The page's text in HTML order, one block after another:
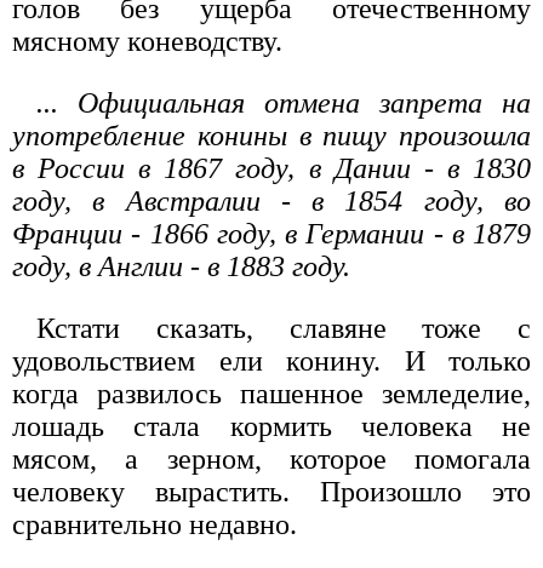
голов без ущерба отечественному
мясному коневодству.
... Официальная отмена запрета на
употребление конины в пищу произошла
в России в 1867 году, в Дании - в 1830
году, в Австралии - в 1854 году, во
Франции - 1866 году, в Германии - в 1879
году, в Англии - в 1883 году.
Кстати сказать, славяне тоже с
удовольствием ели конину. И только
когда развилось пашенное земледелие,
лошадь стала кормить человека не
мясом, а зерном, которое помогала
человеку вырастить. Произошло это
сравнительно недавно.